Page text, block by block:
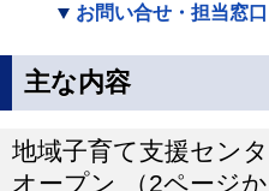
お問い合せ・担当窓口
主な内容
地域子育て支援セン
オープン （2ページか